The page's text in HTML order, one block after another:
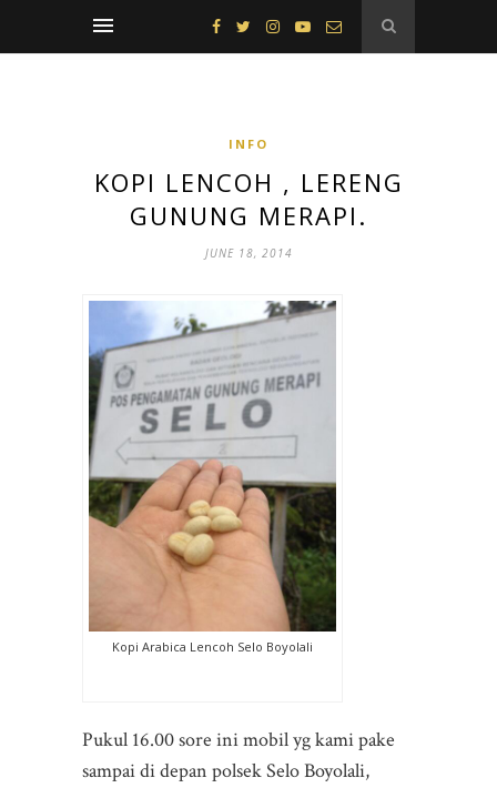
INFO
KOPI LENCOH , LERENG
GUNUNG MERAPI.
JUNE 18, 2014
Kopi Arabica Lencoh Selo Boyolali
Pukul 16.00 sore ini mobil yg kami pake
sampai di depan polsek Selo Boyolali,